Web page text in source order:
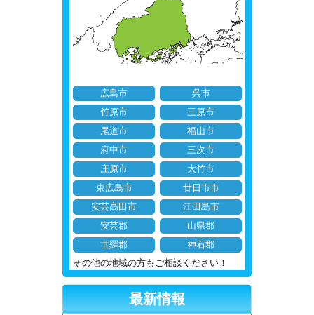
広島市
呉市
竹原市
三原市
尾道市
福山市
府中市
三次市
庄原市
大竹市
東広島市
廿日市市
安芸高田市
江田島市
安芸郡
山県郡
世羅郡
神石郡
その他の地域の方もご相談ください！
最新情報